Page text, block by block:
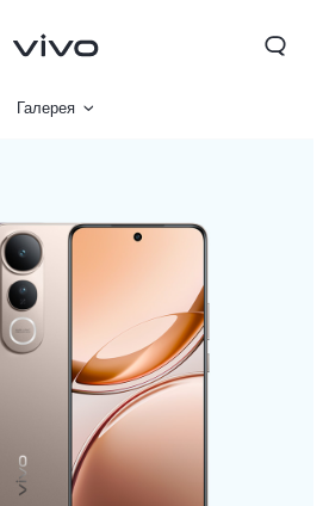
Галерея
Характеристики